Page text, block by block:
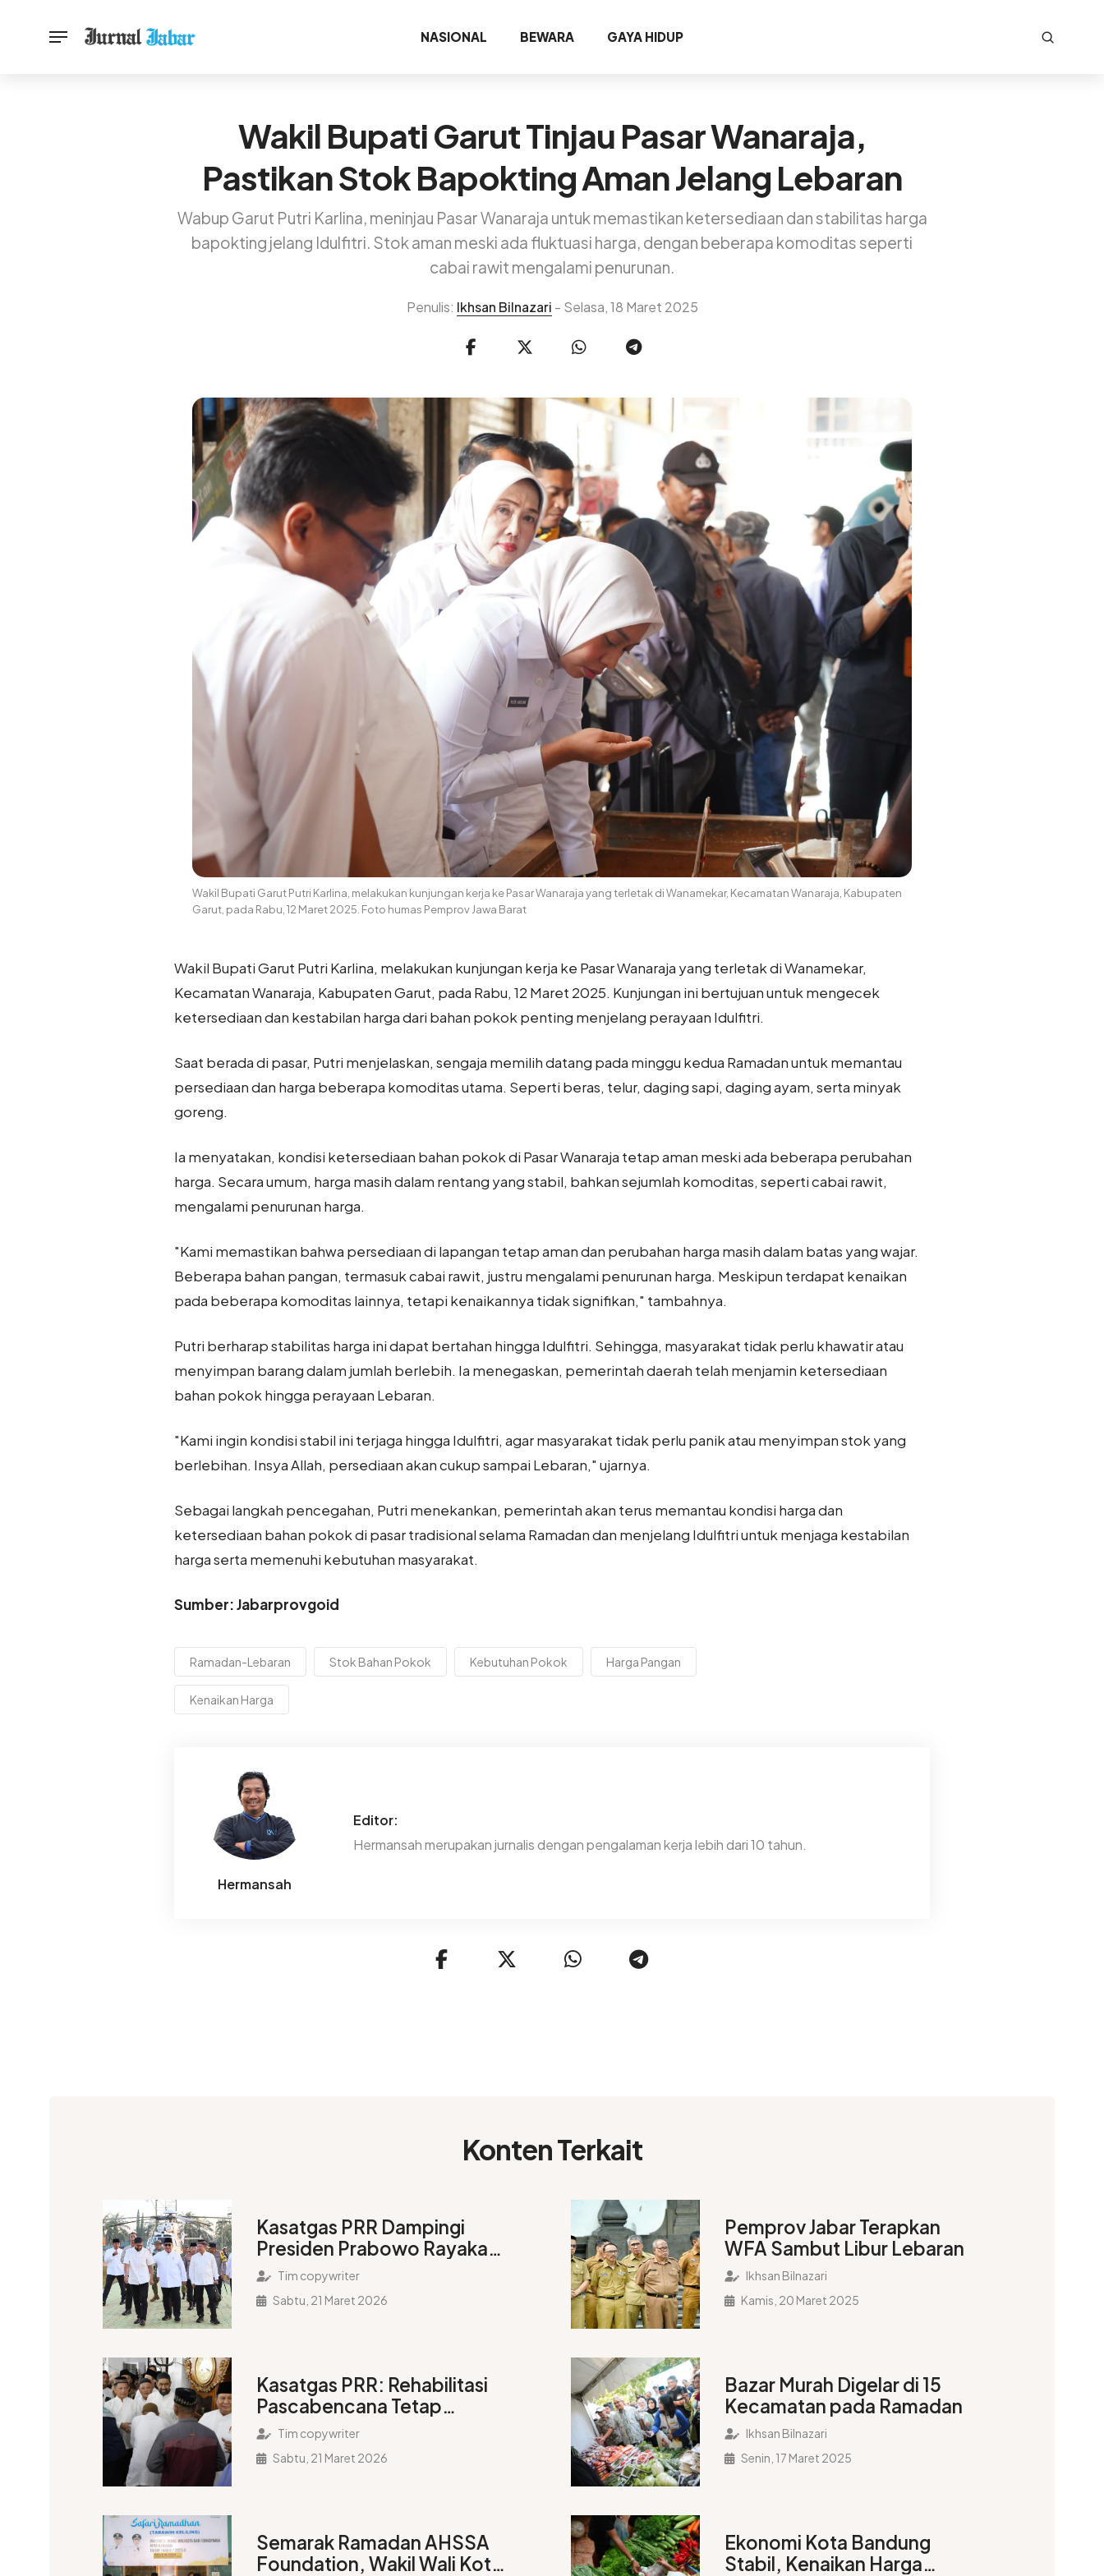
NASIONAL BEWARA GAYA HIDUP
Wakil Bupati Garut Tinjau Pasar Wanaraja,
Pastikan Stok Bapokting Aman Jelang Lebaran
Wabup Garut Putri Karlina, meninjau Pasar Wanaraja untuk memastikan ketersediaan dan stabilitas harga
bapokting jelang Idulfitri. Stok aman meski ada fluktuasi harga, dengan beberapa komoditas seperti
cabai rawit mengalami penurunan.
Penulis: Ikhsan Bilnazari - Selasa, 18 Maret 2025
Wakil Bupati Garut Putri Karlina, melakukan kunjungan kerja ke Pasar Wanaraja yang terletak di Wanamekar, Kecamatan Wanaraja, Kabupaten
Garut, pada Rabu, 12 Maret 2025. Foto humas Pemprov Jawa Barat
Wakil Bupati Garut Putri Karlina, melakukan kunjungan kerja ke Pasar Wanaraja yang terletak di Wanamekar,
Kecamatan Wanaraja, Kabupaten Garut, pada Rabu, 12 Maret 2025. Kunjungan ini bertujuan untuk mengecek
ketersediaan dan kestabilan harga dari bahan pokok penting menjelang perayaan Idulfitri.
Saat berada di pasar, Putri menjelaskan, sengaja memilih datang pada minggu kedua Ramadan untuk memantau
persediaan dan harga beberapa komoditas utama. Seperti beras, telur, daging sapi, daging ayam, serta minyak
goreng.
Ia menyatakan, kondisi ketersediaan bahan pokok di Pasar Wanaraja tetap aman meski ada beberapa perubahan
harga. Secara umum, harga masih dalam rentang yang stabil, bahkan sejumlah komoditas, seperti cabai rawit,
mengalami penurunan harga.
"Kami memastikan bahwa persediaan di lapangan tetap aman dan perubahan harga masih dalam batas yang wajar.
Beberapa bahan pangan, termasuk cabai rawit, justru mengalami penurunan harga. Meskipun terdapat kenaikan
pada beberapa komoditas lainnya, tetapi kenaikannya tidak signifikan," tambahnya.
Putri berharap stabilitas harga ini dapat bertahan hingga Idulfitri. Sehingga, masyarakat tidak perlu khawatir atau
menyimpan barang dalam jumlah berlebih. Ia menegaskan, pemerintah daerah telah menjamin ketersediaan
bahan pokok hingga perayaan Lebaran.
"Kami ingin kondisi stabil ini terjaga hingga Idulfitri, agar masyarakat tidak perlu panik atau menyimpan stok yang
berlebihan. Insya Allah, persediaan akan cukup sampai Lebaran," ujarnya.
Sebagai langkah pencegahan, Putri menekankan, pemerintah akan terus memantau kondisi harga dan
ketersediaan bahan pokok di pasar tradisional selama Ramadan dan menjelang Idulfitri untuk menjaga kestabilan
harga serta memenuhi kebutuhan masyarakat.
Sumber: Jabarprovgoid
Ramadan-Lebaran Stok Bahan Pokok Kebutuhan Pokok Harga Pangan
Kenaikan Harga
Hermansah
Editor:
Hermansah merupakan jurnalis dengan pengalaman kerja lebih dari 10 tahun.
Konten Terkait
Kasatgas PRR Dampingi
Presiden Prabowo Rayakan
Idulfitri Bersama Masyarakat
di Aceh Tamiang
Tim copywriter
Sabtu, 21 Maret 2026
Kasatgas PRR: Rehabilitasi
Pascabencana Tetap
Prioritas, Kehadiran
Presiden Jadi Bukti
Tim copywriter
Sabtu, 21 Maret 2026
Semarak Ramadan AHSSA
Foundation, Wakil Wali Kota
Pemprov Jabar Terapkan
WFA Sambut Libur Lebaran
Ikhsan Bilnazari
Kamis, 20 Maret 2025
Bazar Murah Digelar di 15
Kecamatan pada Ramadan
Ikhsan Bilnazari
Senin, 17 Maret 2025
Ekonomi Kota Bandung
Stabil, Kenaikan Harga